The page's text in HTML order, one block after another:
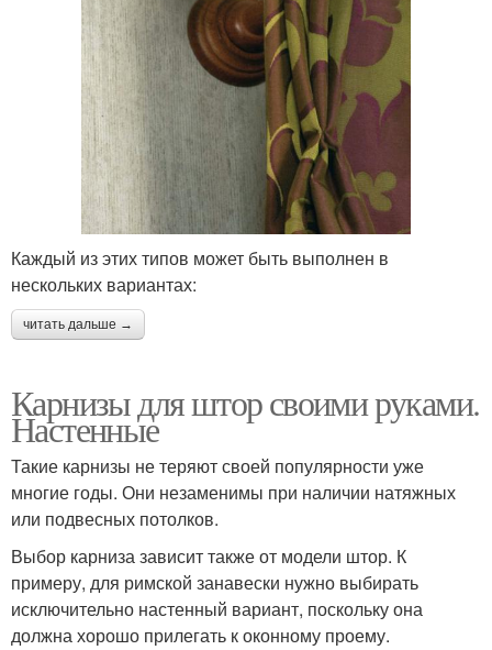
Каждый из этих типов может быть выполнен в
нескольких вариантах:
читать дальше →
Карнизы для штор своими руками.
Настенные
Такие карнизы не теряют своей популярности уже
многие годы. Они незаменимы при наличии натяжных
или подвесных потолков.
Выбор карниза зависит также от модели штор. К
примеру, для римской занавески нужно выбирать
исключительно настенный вариант, поскольку она
должна хорошо прилегать к оконному проему.